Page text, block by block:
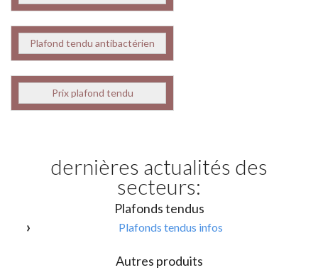
Plafond tendu antibactérien
Prix plafond tendu
dernières actualités des
secteurs:
Plafonds tendus
Plafonds tendus infos
Autres produits